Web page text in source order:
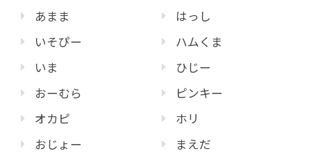
あまま
いそぴー
いま
おーむら
オカピ
おじょー
はっし
ハムくま
ひじー
ピンキー
ホリ
まえだ